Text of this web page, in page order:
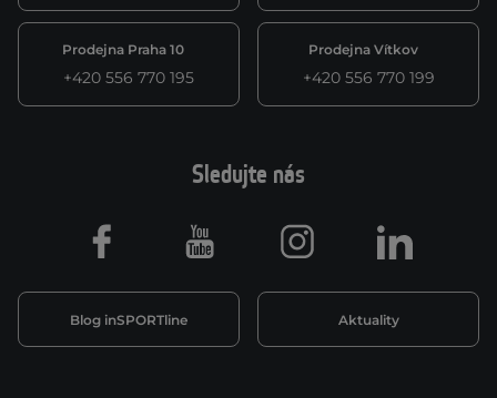
Prodejna Praha 10
+420 556 770 195
Prodejna Vítkov
+420 556 770 199
Sledujte nás
Blog inSPORTline Aktuality
Facebook Youtube Instagram LinkedIn